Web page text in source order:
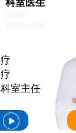
科室医生
室主任